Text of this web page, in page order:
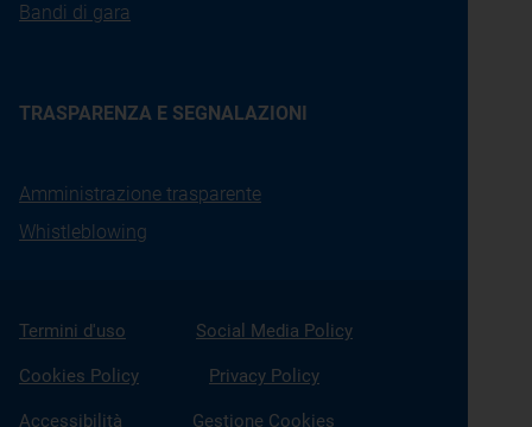
Bandi di gara
TRASPARENZA E SEGNALAZIONI
Amministrazione trasparente
Whistleblowing
Termini d'uso Social Media Policy
Cookies Policy Privacy Policy
Accessibilità Gestione Cookies